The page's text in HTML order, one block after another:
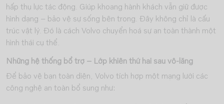
hấp thụ lực tác động. Giúp khoang hành khách vẫn giữ được
hình dạng – bảo vệ sự sống bên trong. Đây không chỉ là cấu
trúc vật lý. Đó là cách Volvo chuyển hoá sự an toàn thành một
hình thái cụ thể.
Những hệ thống bổ trợ – Lớp khiên thứ hai sau vô-lăng
Để bảo vệ bạn toàn diện, Volvo tích hợp một mạng lưới các
công nghệ an toàn bổ sung như: